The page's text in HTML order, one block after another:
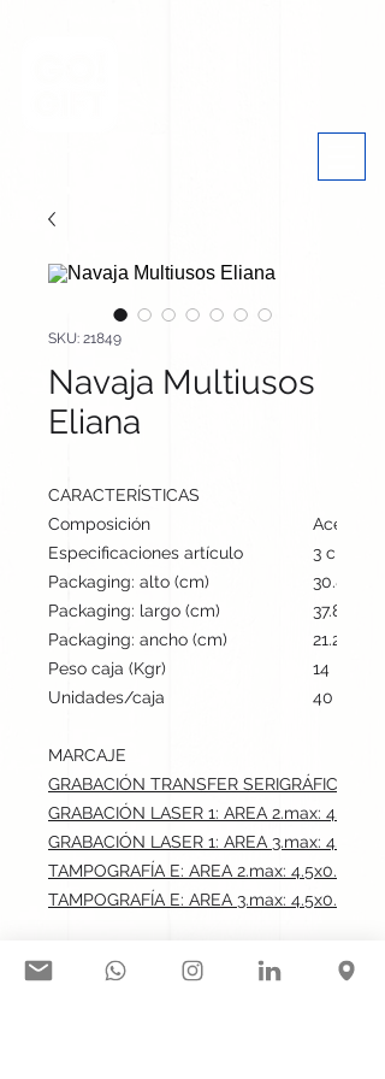
SKU: 21849
Navaja Multiusos
Eliana
CARACTERÍSTICAS
Composición
Acero Inox
Especificaciones artículo
3 cm /
Packaging: alto (cm)
30.8
Packaging: largo (cm)
37.8
Packaging: ancho (cm)
21.2
Peso caja (Kgr)
14
Unidades/caja
40
MARCAJE
GRABACIÓN TRANSFER SERIGRÁFICO:
GRABACIÓN LASER 1: AREA 2.max: 4.5x0.5
GRABACIÓN LASER 1: AREA 3.max: 4.5x0.5
TAMPOGRAFÍA E: AREA 2.max: 4.5x0.5 cm
TAMPOGRAFÍA E: AREA 3.max: 4.5x0.5 cm